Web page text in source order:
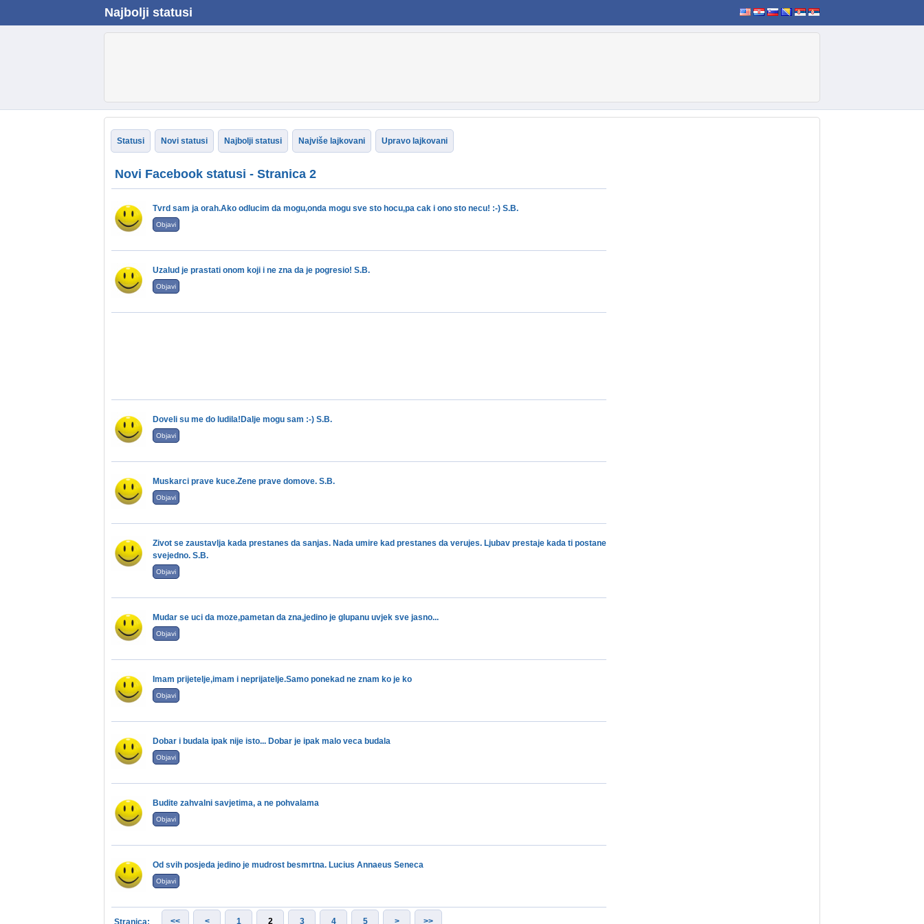
Najbolji statusi
Statusi Novi statusi Najbolji statusi Najviše lajkovani Upravo lajkovani
Novi Facebook statusi - Stranica 2
Tvrd sam ja orah.Ako odlucim da mogu,onda mogu sve sto hocu,pa cak i ono sto necu! :-) S.B.
Objavi
Uzalud je prastati onom koji i ne zna da je pogresio! S.B.
Objavi
Doveli su me do ludila!Dalje mogu sam :-) S.B.
Objavi
Muskarci prave kuce.Zene prave domove. S.B.
Objavi
Zivot se zaustavlja kada prestanes da sanjas. Nada umire kad prestanes da verujes. Ljubav prestaje kada ti postane
svejedno. S.B.
Objavi
Mudar se uci da moze,pametan da zna,jedino je glupanu uvjek sve jasno...
Objavi
Imam prijetelje,imam i neprijatelje.Samo ponekad ne znam ko je ko
Objavi
Dobar i budala ipak nije isto... Dobar je ipak malo veca budala
Objavi
Budite zahvalni savjetima, a ne pohvalama
Objavi
Od svih posjeda jedino je mudrost besmrtna. Lucius Annaeus Seneca
Objavi
Stranica: << < 1 2 3 4 5 > >>